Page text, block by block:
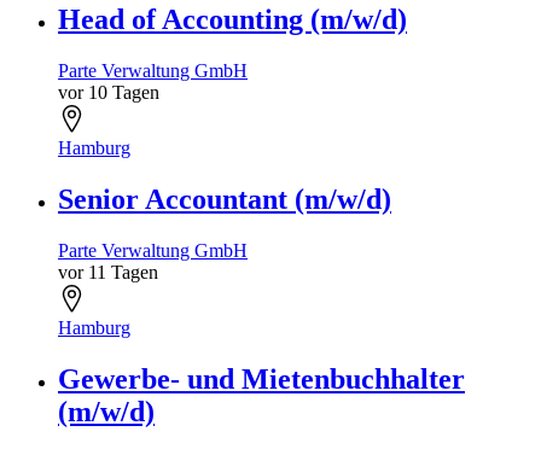
Head of Accounting (m/w/d)
Parte Verwaltung GmbH
vor 10 Tagen
Hamburg
Senior Accountant (m/w/d)
Parte Verwaltung GmbH
vor 11 Tagen
Hamburg
Gewerbe- und Mietenbuchhalter
(m/w/d)